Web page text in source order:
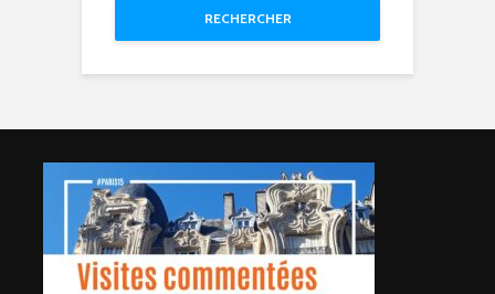
RECHERCHER